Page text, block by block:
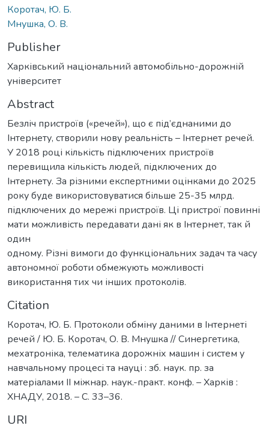
Коротач, Ю. Б.
Мнушка, О. В.
Publisher
Харківський національний автомобільно-дорожній
університет
Abstract
Безліч пристроїв («речей»), що є під’єднаними до
Інтернету, створили нову реальність – Інтернет речей.
У 2018 році кількість підключених пристроїв
перевищила кількість людей, підключених до
Інтернету. За різними експертними оцінками до 2025
року буде використовуватися більше 25-35 млрд.
підключених до мережі пристроїв. Ці пристрої повинні
мати можливість передавати дані як в Інтернет, так й
один
одному. Різні вимоги до функціональних задач та часу
автономної роботи обмежують можливості
використання тих чи інших протоколів.
Citation
Коротач, Ю. Б. Протоколи обміну даними в Інтернеті
речей / Ю. Б. Коротач, О. В. Мнушка // Синергетика,
мехатроніка, телематика дорожніх машин і систем у
навчальному процесі та науці : зб. наук. пр. за
матеріалами ІІ міжнар. наук.-практ. конф. – Харків :
ХНАДУ, 2018. – С. 33–36.
URI